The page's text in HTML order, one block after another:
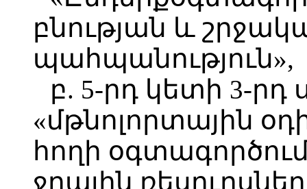
բնության և
պահպանություն»,
բ. 5-րդ կետի 3-րդ
«մթնոլորտային
հողի
ջրային